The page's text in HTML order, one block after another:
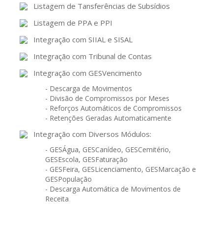
Listagem de Tansferências de Subsídios
Listagem de PPA e PPI
Integração com SIIAL e SISAL
Integração com Tribunal de Contas
Integração com GESVencimento
- Descarga de Movimentos
- Divisão de Compromissos por Meses
- Reforços Automáticos de Compromissos
- Retenções Geradas Automaticamente
Integração com Diversos Módulos:
- GESÁgua, GESCanídeo, GESCemitério,
GESEscola, GESFaturação
- GESFeira, GESLicenciamento, GESMarcação e
GESPopulação
- Descarga Automática de Movimentos de
Receita